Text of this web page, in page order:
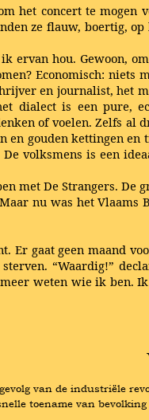
het concert te
ze flauw, boertig,
ervan hou. Gewoon,
Economisch: niets
en journalist, het
dialect is een pure,
of voelen. Zelfs al
en gouden kettingen
volksmens is een
met De Strangers.
nu was het
Er gaat geen maand
“Waardig!”
weten wie ik ben.
van de industriële
toename van